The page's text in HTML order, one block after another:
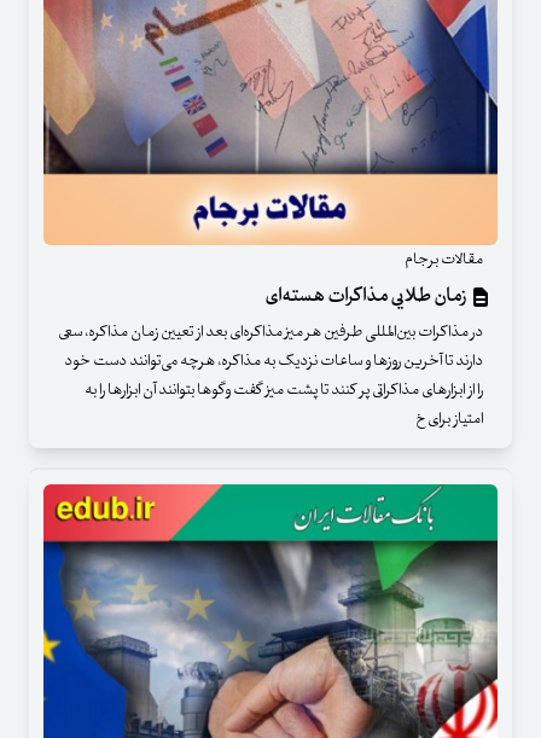
مقالات برجام
زمان طلایی مذاکرات هسته‌ای
در مذاکرات بین‌المللی طرفین هر میز مذاکره‌ای بعد از تعیین زمان مذاکره، سعی
دارند تا آخرین روزها و ساعات نزدیک به مذاکره، هرچه می‌توانند دست خود
را از ابزارهای مذاکراتی پر کنند تا پشت میز گفت وگوها بتوانند آن ابزارها را به
امتیاز برای خ